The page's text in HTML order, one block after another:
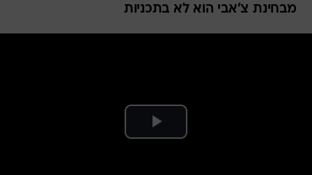
מבחינת צ'אבי הוא לא בתכניות